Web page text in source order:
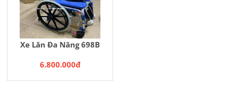
Xe Lăn Đa Năng 698B
6.800.000đ